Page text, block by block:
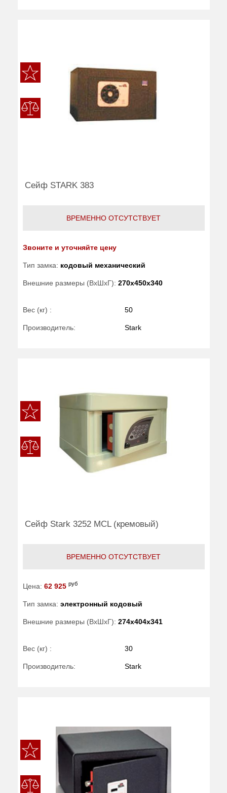
Сейф STARK 383
ВРЕМЕННО ОТСУТСТВУЕТ
Звоните и уточняйте цену
Тип замка: кодовый механический
Внешние размеры (ВхШхГ): 270x450x340
Вес (кг) : 50
Производитель: Stark
Сейф Stark 3252 MCL (кремовый)
ВРЕМЕННО ОТСУТСТВУЕТ
Цена: 62 925 руб
Тип замка: электронный кодовый
Внешние размеры (ВхШхГ): 274x404x341
Вес (кг) : 30
Производитель: Stark